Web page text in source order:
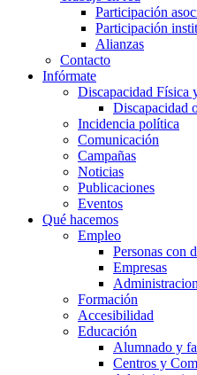
Participación
Participación
Alianzas
Contacto
Infórmate
Discapacidad Física
Discapacidad
Incidencia política
Comunicación
Campañas
Noticias
Publicaciones
Eventos
Qué hacemos
Empleo
Personas con
Empresas
Formación
Accesibilidad
Educación
Alumnado y
Centros y